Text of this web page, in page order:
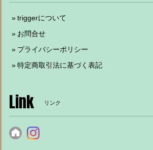
triggerについて
お問合せ
プライバシーポリシー
特定商取引法に基づく表記
Link リンク